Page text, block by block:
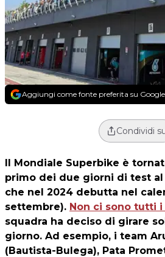
Aggiungi come fonte preferita su Google
Condividi
Il Mondiale Superbike è
primo dei due giorni di test al
che nel 2024 debutta nel
settembre). Non ci sono tutti
squadra ha deciso di girare
giorno. Ad esempio, i team
(Bautista-Bulega), Pata